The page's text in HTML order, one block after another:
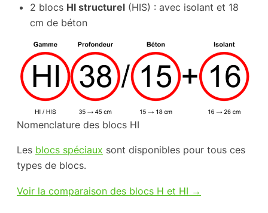
2 blocs HI structurel (HIS) : avec isolant et 18
cm de béton
Nomenclature des blocs HI
Les blocs spéciaux sont disponibles pour tous ces
types de blocs.
Voir la comparaison des blocs H et HI →